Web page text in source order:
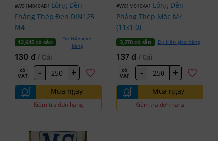
#W01M040AD1 Lông Đền
Phẳng Thép Đen DIN125
M4
12,645 có sẵn
Dự kiến giao
hàng
130 đ / Cái
có
VAT
- +
Mua ngay
Kiểm tra đơn hàng
#W01M040AA1 Lông Đền
Phẳng Thép Mộc M4
(11x1.0)
3,270 có sẵn Dự kiến giao hàng
137 đ / Cái
có
VAT
- +
Mua ngay
Kiểm tra đơn hàng